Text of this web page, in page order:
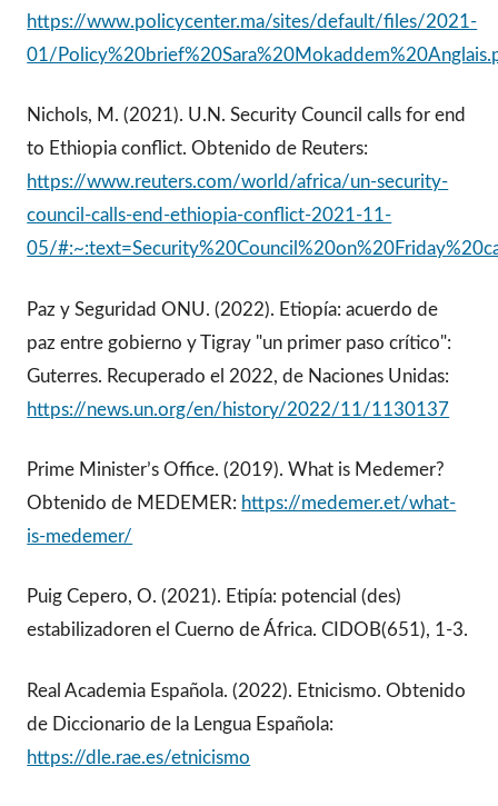
https://www.policycenter.ma/sites/default/files/2021-
01/
Nichols, M. (2021). U.N. Security Council calls for end
to Ethiopia conflict. Obtenido de Reuters:
https://www.reuters.com/world/africa/un-security-
council-calls-end-ethiopia-conflict-2021-11-
05/
Paz y Seguridad ONU. (2022). Etiopía: acuerdo de
paz entre gobierno y Tigray "un primer paso crítico":
Guterres. Recuperado el 2022, de Naciones Unidas:
https://news.un.org/en/history/2022/11/1130137
Prime Minister’s Office. (2019). What is Medemer?
Obtenido de MEDEMER: https://medemer.et/what-
is-medemer/
Puig Cepero, O. (2021). Etipía: potencial (des)
estabilizadoren el Cuerno de África. CIDOB(651), 1-3.
Real Academia Española. (2022). Etnicismo. Obtenido
de Diccionario de la Lengua Española:
https://dle.rae.es/etnicismo